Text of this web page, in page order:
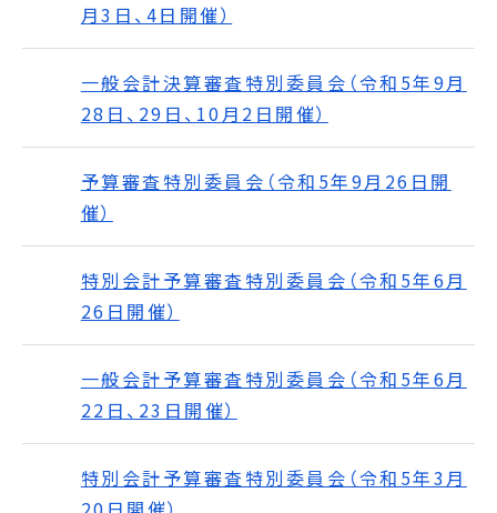
月3日、4日開催）
一般会計決算審査特別委員会（令和5年9月
28日、29日、10月2日開催）
予算審査特別委員会（令和5年9月26日開
催）
特別会計予算審査特別委員会（令和5年6月
26日開催）
一般会計予算審査特別委員会（令和5年6月
22日、23日開催）
特別会計予算審査特別委員会（令和5年3月